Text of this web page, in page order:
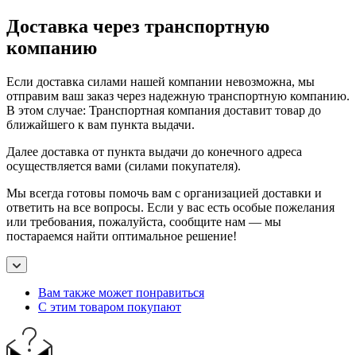
Доставка через транспортную
компанию
Если доставка силами нашей компании невозможна, мы
отправим ваш заказ через надежную транспортную компанию.
В этом случае: Транспортная компания доставит товар до
ближайшего к вам пункта выдачи.
Далее доставка от пункта выдачи до конечного адреса
осуществляется вами (силами покупателя).
Мы всегда готовы помочь вам с организацией доставки и
ответить на все вопросы. Если у вас есть особые пожелания
или требования, пожалуйста, сообщите нам — мы
постараемся найти оптимальное решение!
Вам также может понравиться
С этим товаром покупают